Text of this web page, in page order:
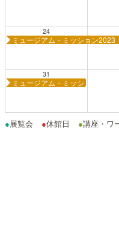
24
ミュージアム・ミッション2023
31
ミュージアム・ミッション2023
●展覧会 ●休館日 ●講座・ワ